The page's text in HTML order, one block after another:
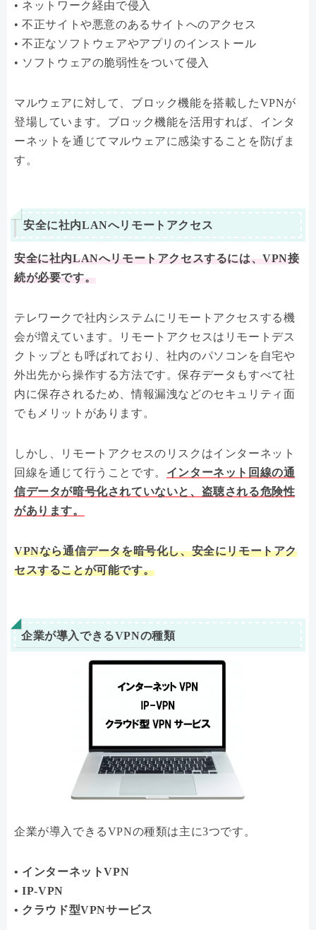
• ネットワーク経由で侵入
• 不正サイトや悪意のあるサイトへのアクセス
• 不正なソフトウェアやアプリのインストール
• ソフトウェアの脆弱性をついて侵入
マルウェアに対して、ブロック機能を搭載したVPNが
登場しています。ブロック機能を活用すれば、インタ
ーネットを通じてマルウェアに感染することを防げま
す。
安全に社内LANへリモートアクセス
安全に社内LANへリモートアクセスするには、VPN接
続が必要です。
テレワークで社内システムにリモートアクセスする機
会が増えています。リモートアクセスはリモートデス
クトップとも呼ばれており、社内のパソコンを自宅や
外出先から操作する方法です。保存データもすべて社
内に保存されるため、情報漏洩などのセキュリティ面
でもメリットがあります。
しかし、リモートアクセスのリスクはインターネット
回線を通じて行うことです。 インターネット回線の通
信データが暗号化されていないと、盗聴される危険性
があります。
VPNなら通信データを暗号化し、安全にリモートアク
セスすることが可能です。
企業が導入できるVPNの種類
企業が導入できるVPNの種類は主に3つです。
• インターネットVPN
• IP-VPN
• クラウド型VPNサービス